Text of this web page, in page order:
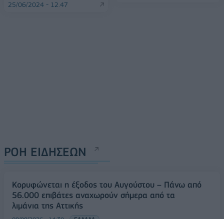
25/06/2024 - 12:47
ΡΟΗ ΕΙΔΗΣΕΩΝ
Κορυφώνεται η έξοδος του Αυγούστου – Πάνω από
56.000 επιβάτες αναχωρούν σήμερα από τα
λιμάνια της Αττικής